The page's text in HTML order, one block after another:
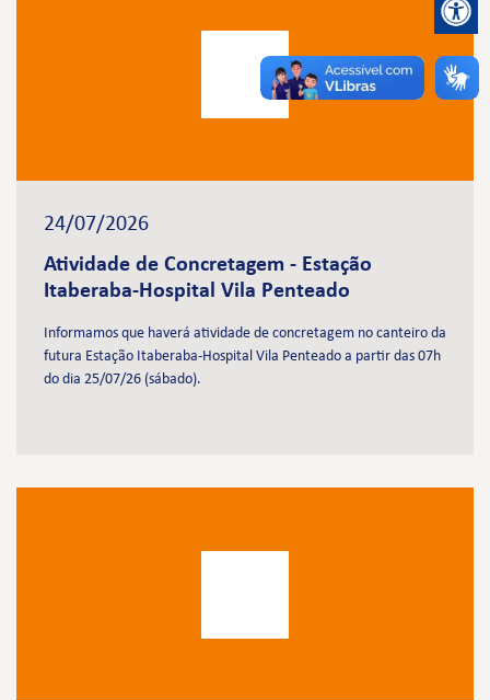
24/07/2026
Atividade de Concretagem - Estação
Itaberaba-Hospital Vila Penteado
Informamos que haverá atividade de concretagem no canteiro da
futura Estação Itaberaba-Hospital Vila Penteado a partir das 07h
do dia 25/07/26 (sábado).